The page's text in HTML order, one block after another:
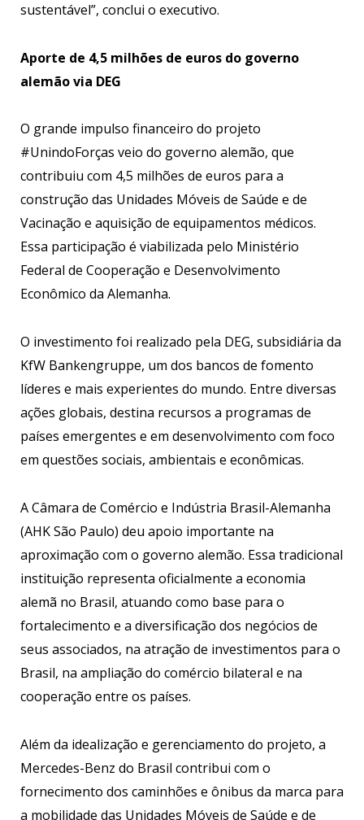
sustentável”, conclui o executivo.
Aporte de 4,5 milhões de euros do governo
alemão via DEG
O grande impulso financeiro do projeto
#UnindoForças veio do governo alemão, que
contribuiu com 4,5 milhões de euros para a
construção das Unidades Móveis de Saúde e de
Vacinação e aquisição de equipamentos médicos.
Essa participação é viabilizada pelo Ministério
Federal de Cooperação e Desenvolvimento
Econômico da Alemanha.
O investimento foi realizado pela DEG, subsidiária da
KfW Bankengruppe, um dos bancos de fomento
líderes e mais experientes do mundo. Entre diversas
ações globais, destina recursos a programas de
países emergentes e em desenvolvimento com foco
em questões sociais, ambientais e econômicas.
A Câmara de Comércio e Indústria Brasil-Alemanha
(AHK São Paulo) deu apoio importante na
aproximação com o governo alemão. Essa tradicional
instituição representa oficialmente a economia
alemã no Brasil, atuando como base para o
fortalecimento e a diversificação dos negócios de
seus associados, na atração de investimentos para o
Brasil, na ampliação do comércio bilateral e na
cooperação entre os países.
Além da idealização e gerenciamento do projeto, a
Mercedes-Benz do Brasil contribui com o
fornecimento dos caminhões e ônibus da marca para
a mobilidade das Unidades Móveis de Saúde e de